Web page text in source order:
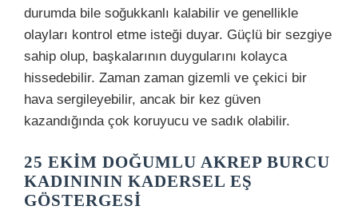
durumda bile soğukkanlı kalabilir ve genellikle
olayları kontrol etme isteği duyar. Güçlü bir sezgiye
sahip olup, başkalarının duygularını kolayca
hissedebilir. Zaman zaman gizemli ve çekici bir
hava sergileyebilir, ancak bir kez güven
kazandığında çok koruyucu ve sadık olabilir.
25 EKIM DOĞUMLU AKREP BURCU
KADINININ KADERSEL EŞ
GÖSTERGESI